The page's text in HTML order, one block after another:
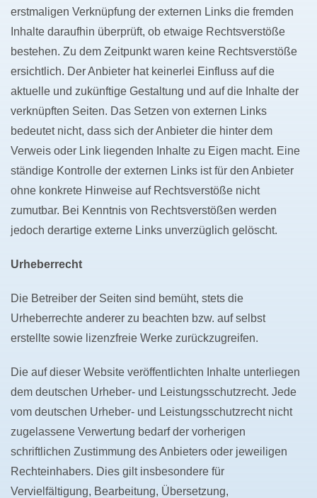
erstmaligen Verknüpfung der externen Links die fremden
Inhalte daraufhin überprüft, ob etwaige Rechtsverstöße
bestehen. Zu dem Zeitpunkt waren keine Rechtsverstöße
ersichtlich. Der Anbieter hat keinerlei Einfluss auf die
aktuelle und zukünftige Gestaltung und auf die Inhalte der
verknüpften Seiten. Das Setzen von externen Links
bedeutet nicht, dass sich der Anbieter die hinter dem
Verweis oder Link liegenden Inhalte zu Eigen macht. Eine
ständige Kontrolle der externen Links ist für den Anbieter
ohne konkrete Hinweise auf Rechtsverstöße nicht
zumutbar. Bei Kenntnis von Rechtsverstößen werden
jedoch derartige externe Links unverzüglich gelöscht.
Urheberrecht
Die Betreiber der Seiten sind bemüht, stets die
Urheberrechte anderer zu beachten bzw. auf selbst
erstellte sowie lizenzfreie Werke zurückzugreifen.
Die auf dieser Website veröffentlichten Inhalte unterliegen
dem deutschen Urheber- und Leistungsschutzrecht. Jede
vom deutschen Urheber- und Leistungsschutzrecht nicht
zugelassene Verwertung bedarf der vorherigen
schriftlichen Zustimmung des Anbieters oder jeweiligen
Rechteinhabers. Dies gilt insbesondere für
Vervielfältigung, Bearbeitung, Übersetzung,